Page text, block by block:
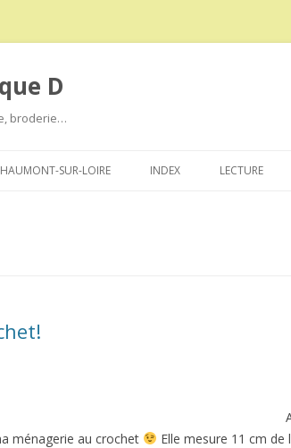
D
broderie…
au
SUR-LOIRE INDEX LECTURE
ménagerie au crochet
Elle mesure 11 cm de